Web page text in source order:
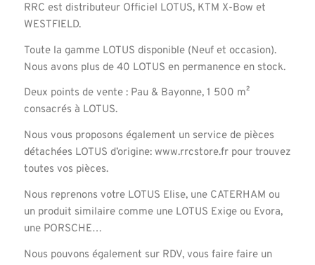
RRC est distributeur Officiel LOTUS, KTM X-Bow et
WESTFIELD.
Toute la gamme LOTUS disponible (Neuf et occasion).
Nous avons plus de 40 LOTUS en permanence en stock.
Deux points de vente : Pau & Bayonne, 1 500 m²
consacrés à LOTUS.
Nous vous proposons également un service de pièces
détachées LOTUS d’origine: www.rrcstore.fr pour trouvez
toutes vos pièces.
Nous reprenons votre LOTUS Elise, une CATERHAM ou
un produit similaire comme une LOTUS Exige ou Evora,
une PORSCHE…
Nous pouvons également sur RDV, vous faire faire un